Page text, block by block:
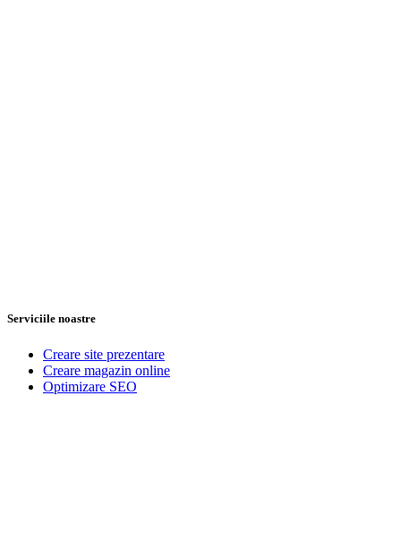
Serviciile noastre
Creare site prezentare
Creare magazin online
Optimizare SEO